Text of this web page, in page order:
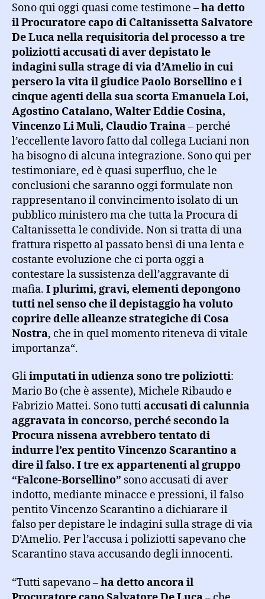
Sono qui oggi quasi come testimone –ha detto
il Procuratore capo di Caltanissetta Salvatore
De Luca nella requisitoria del processo a tre
poliziotti accusati di aver depistato le
indagini sulla strage di via d’Amelio in cui
persero la vita il giudice Paolo Borsellino e i
cinque agenti della sua scorta Emanuela Loi,
Agostino Catalano, Walter Eddie Cosina,
Vincenzo Li Muli, Claudio Traina– perché
l’eccellente lavoro fatto dal collega Luciani non
ha bisogno di alcuna integrazione. Sono qui per
testimoniare, ed è quasi superfluo, che le
conclusioni che saranno oggi formulate non
rappresentano il convincimento isolato di un
pubblico ministero ma che tutta la Procura di
Caltanissetta le condivide. Non si tratta di una
frattura rispetto al passato bensì di una lenta e
costante evoluzione che ci porta oggi a
contestare la sussistenza dell’aggravante di
mafia. I plurimi, gravi, elementi depongono
tutti nel senso che il depistaggio ha voluto
coprire delle alleanze strategiche di Cosa
Nostra, che in quel momento riteneva di vitale
importanza“.
Gliimputati in udienza sono tre poliziotti:
Mario Bo (che è assente), Michele Ribaudo e
Fabrizio Mattei. Sono tuttiaccusati di calunnia
aggravata in concorso, perché secondo la
Procura nissena avrebbero tentato di
indurre l’ex pentito Vincenzo Scarantino a
dire il falso. I tre ex appartenenti al gruppo
“Falcone-Borsellino” sono accusati di aver
indotto, mediante minacce e pressioni, il falso
pentito Vincenzo Scarantino a dichiarare il
falso per depistare le indagini sulla strage di via
D’Amelio. Per l’accusa i poliziotti sapevano che
Scarantino stava accusando degli innocenti.
“Tutti sapevano –ha detto ancora il